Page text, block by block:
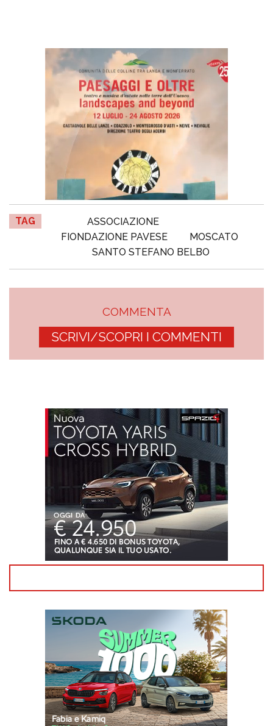
TAG
ASSOCIAZIONE
FIONDAZIONE PAVESE
MOSCATO
SANTO STEFANO BELBO
COMMENTA
SCRIVI/SCOPRI I COMMENTI